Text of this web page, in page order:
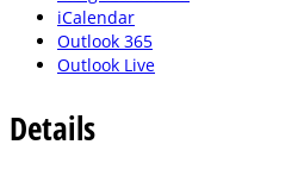
iCalendar
Outlook 365
Outlook Live
Details